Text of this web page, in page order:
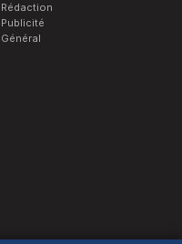
Rédaction
Publicité
Général